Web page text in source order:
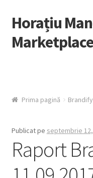
Sari
la
navigare
Sari
la
conținut
Horațiu
Marketplace
HelpDesk
Prima pagină
Publicat pe septembrie
Raport